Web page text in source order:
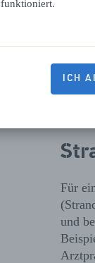
ICH
Für
und